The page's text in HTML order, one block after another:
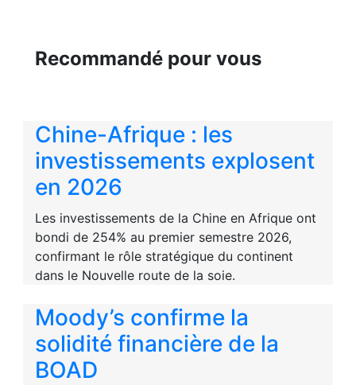
Recommandé pour vous
Chine-Afrique : les
investissements explosent
en 2026
Les investissements de la Chine en Afrique ont
bondi de 254% au premier semestre 2026,
confirmant le rôle stratégique du continent
dans le Nouvelle route de la soie.
Moody’s confirme la
solidité financière de la
BOAD